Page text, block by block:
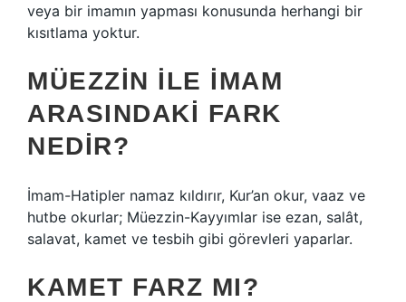
veya bir imamın yapması konusunda herhangi bir
kısıtlama yoktur.
MÜEZZIN ILE IMAM
ARASINDAKI FARK
NEDIR?
İmam-Hatipler namaz kıldırır, Kur’an okur, vaaz ve
hutbe okurlar; Müezzin-Kayyımlar ise ezan, salât,
salavat, kamet ve tesbih gibi görevleri yaparlar.
KAMET FARZ MI?